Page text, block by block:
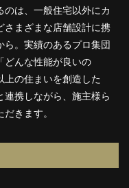
は、一般住宅以外にカ
さまざまな店舗設計に携
。実績のあるプロ集団
どんな性能が良いの
上の住まいを創造した
連携しながら、施主様ら
きます。